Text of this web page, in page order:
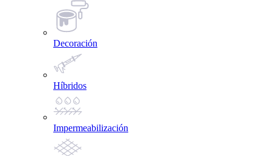
Decoración
Híbridos
Impermeabilización